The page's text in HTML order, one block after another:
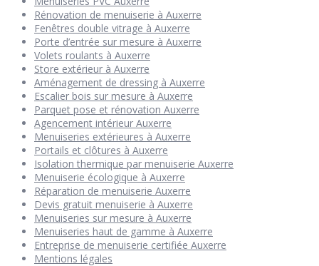
Rénovation de menuiserie à Auxerre
Fenêtres double vitrage à Auxerre
Porte d’entrée sur mesure à Auxerre
Volets roulants à Auxerre
Store extérieur à Auxerre
Aménagement de dressing à Auxerre
Escalier bois sur mesure à Auxerre
Parquet pose et rénovation Auxerre
Agencement intérieur Auxerre
Menuiseries extérieures à Auxerre
Portails et clôtures à Auxerre
Isolation thermique par menuiserie Auxerre
Menuiserie écologique à Auxerre
Réparation de menuiserie Auxerre
Devis gratuit menuiserie à Auxerre
Menuiseries sur mesure à Auxerre
Menuiseries haut de gamme à Auxerre
Entreprise de menuiserie certifiée Auxerre
Mentions légales